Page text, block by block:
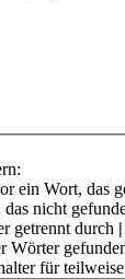
ein Wort, das
nicht
getrennt durch |
Wörter
für